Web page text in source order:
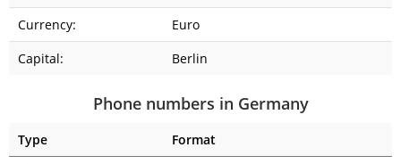
Currency:
Euro
Capital:
Berlin
Phone numbers in Germany
Type
Format